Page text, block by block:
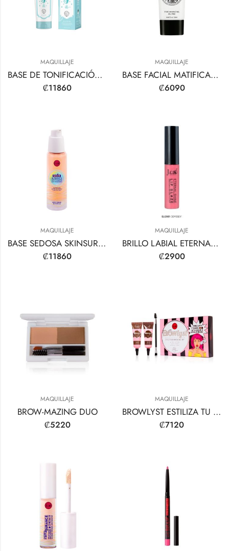
MAQUILLAJE
BASE DE TONIFICACIÓN INSTANTÁNEA PARA ACLARAR LA PIEL
₡11860
MAQUILLAJE
BASE FACIAL MATIFICANTE
₡6090
MAQUILLAJE
BASE SEDOSA SKINSURANCE MAX COVERAGE
₡11860
MAQUILLAJE
BRILLO LABIAL ETERNAL SHINE
₡2900
MAQUILLAJE
BROW-MAZING DUO
₡5220
MAQUILLAJE
BROWLYST ESTILIZA TU SET DE GEL PARA CEJAS
₡7120